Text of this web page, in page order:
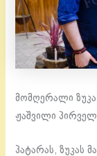
მომ­ღე­რა­ლი
ჟაშ­ვი­ლი
პა­ტა­რას, ზუ­კას